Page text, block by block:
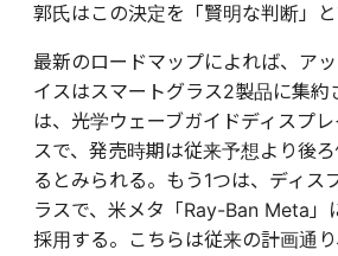
郭氏はこの決定を「賢明な判断」と
最新のロードマップによれば、ア
イスはスマートグラス2製品に集約
は、光学ウェーブガイドディスプ
スで、発売時期は従来予想より後
るとみられる。もう1つは、ディス
ラスで、米メタ「Ray-Ban Meta」
採用する。こちらは従来の計画通